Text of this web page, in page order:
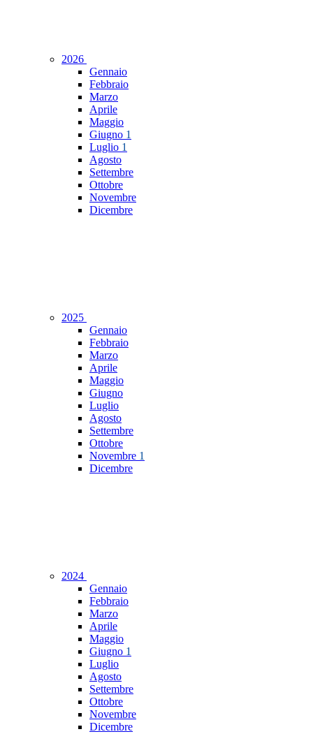
2026
Gennaio
Febbraio
Marzo
Aprile
Maggio
Giugno 1
Luglio 1
Agosto
Settembre
Ottobre
Novembre
Dicembre
2025
Gennaio
Febbraio
Marzo
Aprile
Maggio
Giugno
Luglio
Agosto
Settembre
Ottobre
Novembre 1
Dicembre
2024
Gennaio
Febbraio
Marzo
Aprile
Maggio
Giugno 1
Luglio
Agosto
Settembre
Ottobre
Novembre
Dicembre